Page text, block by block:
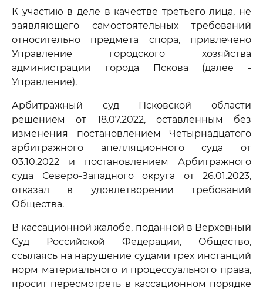
К участию в деле в качестве третьего лица, не
заявляющего самостоятельных требований
относительно предмета спора, привлечено
Управление городского хозяйства
администрации города Пскова (далее -
Управление).
Арбитражный суд Псковской области
решением от 18.07.2022, оставленным без
изменения постановлением Четырнадцатого
арбитражного апелляционного суда от
03.10.2022 и постановлением Арбитражного
суда Северо-Западного округа от 26.01.2023,
отказал в удовлетворении требований
Общества.
В кассационной жалобе, поданной в Верховный
Суд Российской Федерации, Общество,
ссылаясь на нарушение судами трех инстанций
норм материального и процессуального права,
просит пересмотреть в кассационном порядке